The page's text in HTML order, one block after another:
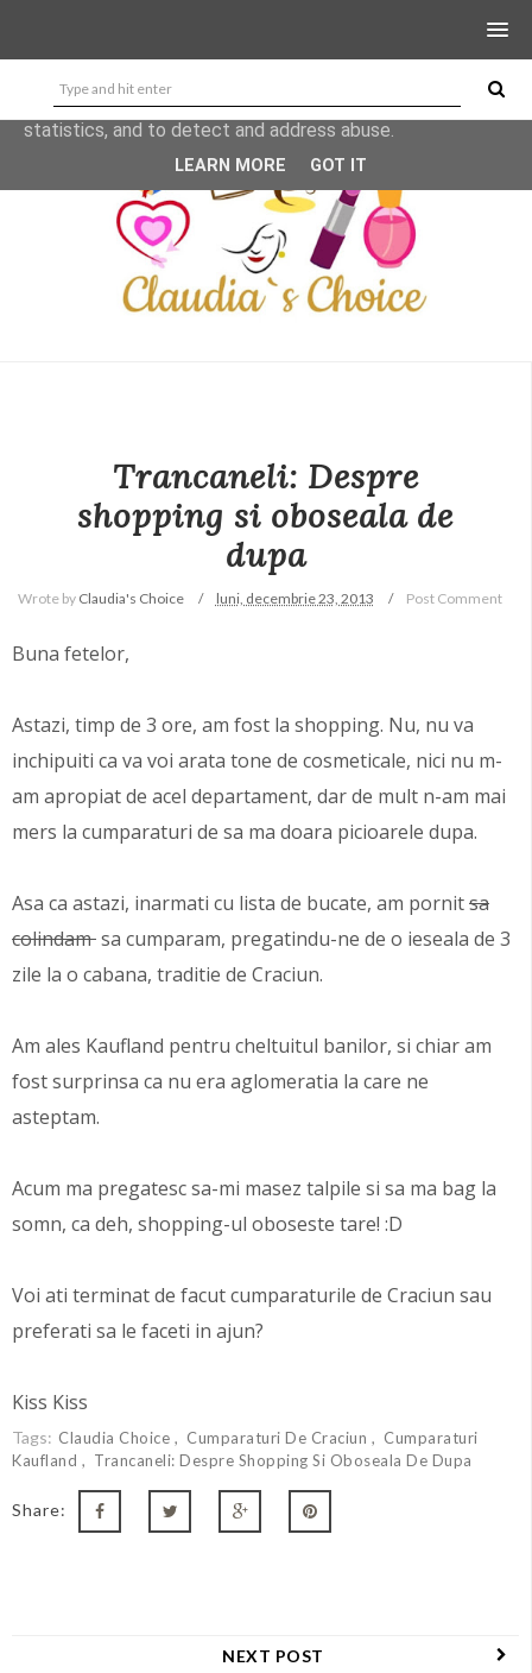
Trancaneli: Despre
shopping si oboseala de
dupa
Wrote by Claudia's Choice luni, decembrie 23, 2013 Post Comment
Buna fetelor,
Astazi, timp de 3 ore, am fost la shopping. Nu, nu va
inchipuiti ca va voi arata tone de cosmeticale, nici nu m-
am apropiat de acel departament, dar de mult n-am mai
mers la cumparaturi de sa ma doara picioarele dupa.
Asa ca astazi, inarmati cu lista de bucate, am pornitsa
colindamsa cumparam, pregatindu-ne de o ieseala de 3
zile la o cabana, traditie de Craciun.
Am ales Kaufland pentru cheltuitul banilor, si chiar am
fost surprinsa ca nu era aglomeratia la care ne
asteptam.
Acum ma pregatesc sa-mi masez talpile si sa ma bag la
somn, ca deh, shopping-ul oboseste tare! :D
Voi ati terminat de facut cumparaturile de Craciun sau
preferati sa le faceti in ajun?
Kiss Kiss
Tags: Claudia Choice Cumparaturi De Craciun
Cumparaturi
Kaufland
Trancaneli: Despre Shopping Si Oboseala De Dupa
Share:
NEXT POST
This site uses cookies from Google to deliver its services
and to analyze traffic. Your IP address and user-agent are
shared with Google along with performance and security
metrics to ensure quality of service, generate usage
statistics, and to detect and address abuse.
LEARN MORE GOT IT